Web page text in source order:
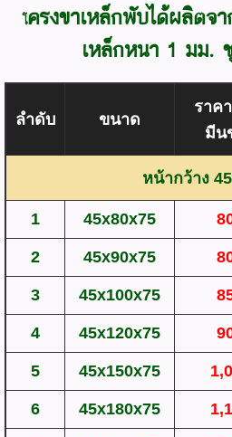
โครงขาเหล็กพับได้ผลิตจ
เหล็กหนา 1 มม.
ลำดับ ขนาด
ราค
มีน
หน้ากว้าง
1 45x80x75
2 45x90x75
3 45x100x75
4 45x120x75
5 45x150x75
6 45x180x75